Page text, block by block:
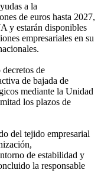
a la
de euros hasta 2027,
y estarán disponibles
empresariales en su
de
de bajada de
mediante la Unidad
los plazos de
del tejido empresarial
de estabilidad y
la responsable